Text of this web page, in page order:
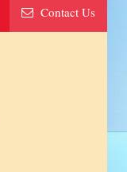
Contact Us